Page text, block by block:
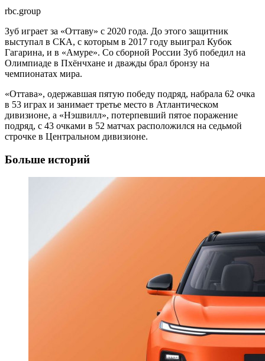
rbc.group
Зуб играет за «Оттаву» с 2020 года. До этого защитник
выступал в СКА, с которым в 2017 году выиграл Кубок
Гагарина, и в «Амуре». Со сборной России Зуб победил на
Олимпиаде в Пхёнчхане и дважды брал бронзу на
чемпионатах мира.
«Оттава», одержавшая пятую победу подряд, набрала 62 очка
в 53 играх и занимает третье место в Атлантическом
дивизионе, а «Нэшвилл», потерпевший пятое поражение
подряд, с 43 очками в 52 матчах расположился на седьмой
строчке в Центральном дивизионе.
Больше историй